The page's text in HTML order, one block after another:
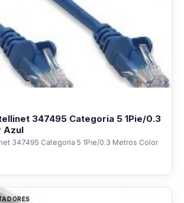
347495 Categoria 5 1Pie/0.3
Azul
347495 Categoria 5 1Pie/0.3 Metros Color